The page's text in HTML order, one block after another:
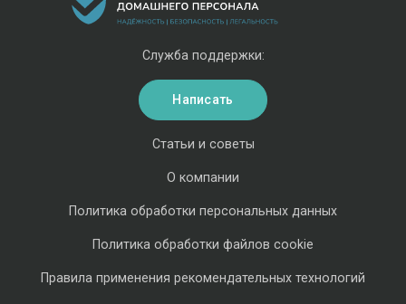
Статьи и советы
О компании
Политика обработки персональных данных
Политика обработки файлов cookie
Правила применения рекомендательных технологий
Служба поддержки:
Написать